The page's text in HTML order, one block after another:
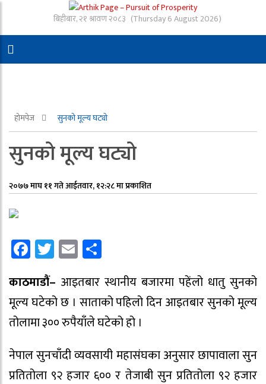
बिहीबार, २१ श्रावण २०८३ (Thursday 6 August 2026)
होमपेज सुनको मूल्य घट्यो
सुनको मूल्य घट्यो
२०७७ माघ ११ गते आईतवार, १२:२८ मा प्रकाशित
Facebook
Twitter
Email
काठमाडौं– आइतबार स्थानीय बजारमा पहेंलो धातु सुनको
मूल्य घटेको छ । साताको पहिलो दिन आइतबार सुनको मूल्य
तोलामा ३०० रुपैयाँले घटेको हो ।
नेपाल सुनचाँदी व्यवसायी महासंघका अनुसार छापावाला सुन
प्रतितोला ९२ हजार ६०० र तेजाबी सुन प्रतितोला ९२ हजार